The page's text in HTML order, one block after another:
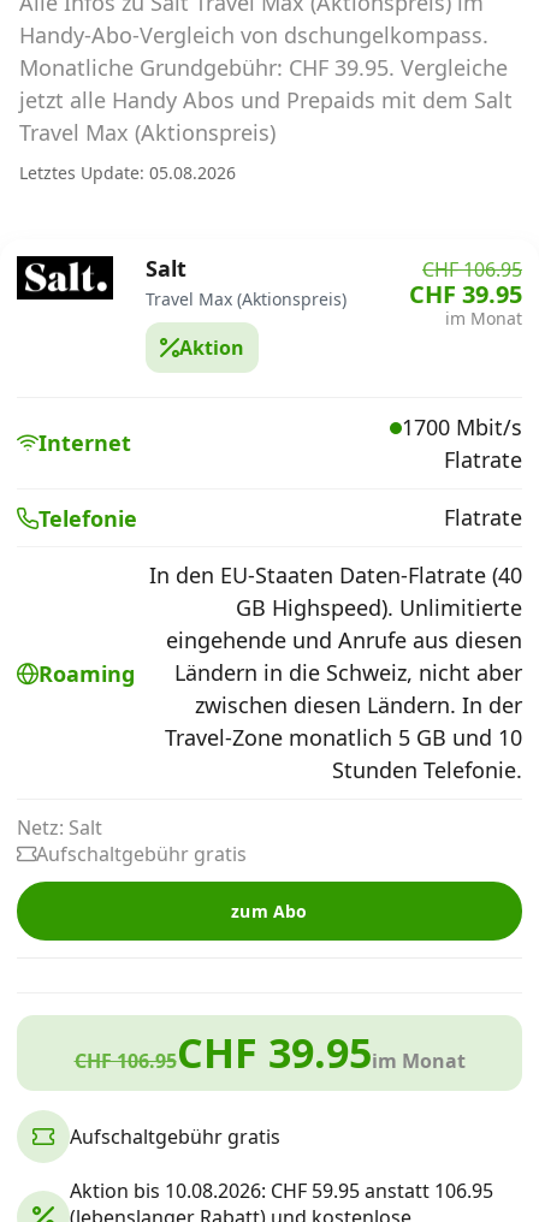
Abos für Tablets, Hotspots und Smart
Watches
Tarifrechner Handy-Abo
Der gute alte Tarifrechner im neuen Design
Alle Anbieter
Mobilfunknetz Schweiz
Roaming-Tarife abfragen
Internet, TV, Telefon
Kombi-Angebote
Aktionen
News
Über uns
Datenschutz·AGB·Impressum
Handy-Abo-Vergleich von dschungelkompass.
Monatliche Grundgebühr: CHF 39.95. Vergleiche
jetzt alle Handy Abos und Prepaids mit dem Salt
Travel Max (Aktionspreis)
Letztes Update: 05.08.2026
Salt
Travel Max (Aktionspreis)
Aktion
CHF 106.95
CHF 39.95
im Monat
Internet
1700 Mbit/s
Flatrate
Telefonie Flatrate
Roaming
In den EU-Staaten Daten-Flatrate (40
GB Highspeed). Unlimitierte
eingehende und Anrufe aus diesen
Ländern in die Schweiz, nicht aber
zwischen diesen Ländern. In der
Travel-Zone monatlich 5 GB und 10
Stunden Telefonie.
Netz: Salt
Aufschaltgebühr gratis
zum Abo
CHF 106.95CHF 39.95im Monat
Aufschaltgebühr gratis
Aktion bis 10.08.2026: CHF 59.95 anstatt 106.95